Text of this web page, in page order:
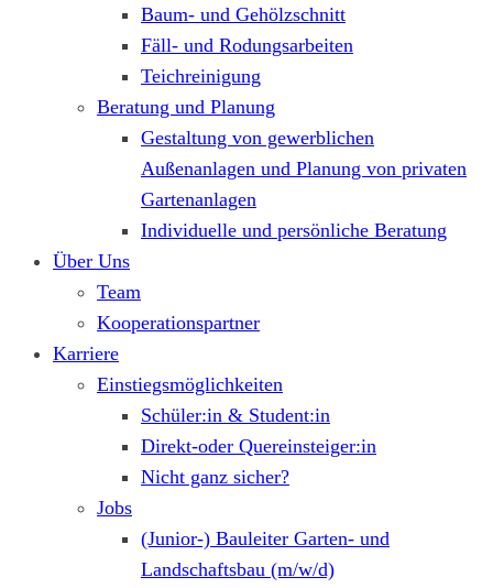
Baum- und Gehölzschnitt
Fäll- und Rodungsarbeiten
Teichreinigung
Beratung und Planung
Gestaltung von gewerblichen
Außenanlagen und Planung von privaten
Gartenanlagen
Individuelle und persönliche Beratung
Über Uns
Team
Kooperationspartner
Karriere
Einstiegsmöglichkeiten
Schüler:in & Student:in
Direkt-oder Quereinsteiger:in
Nicht ganz sicher?
Jobs
(Junior-) Bauleiter Garten- und
Landschaftsbau (m/w/d)